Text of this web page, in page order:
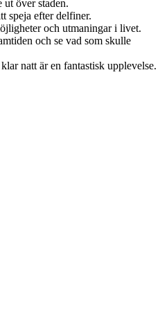
ut över staden.
speja efter delfiner.
och utmaningar i livet.
och se vad som skulle
natt är en fantastisk upplevelse.